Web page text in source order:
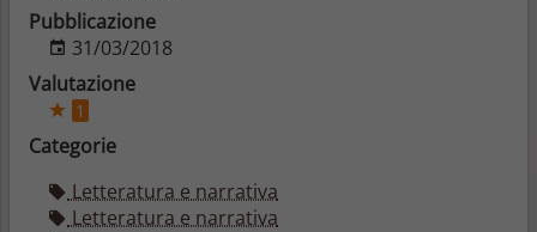
Pubblicazione
31/03/2018
Valutazione
1
Categorie
Letteratura e narrativa
Letteratura e narrativa